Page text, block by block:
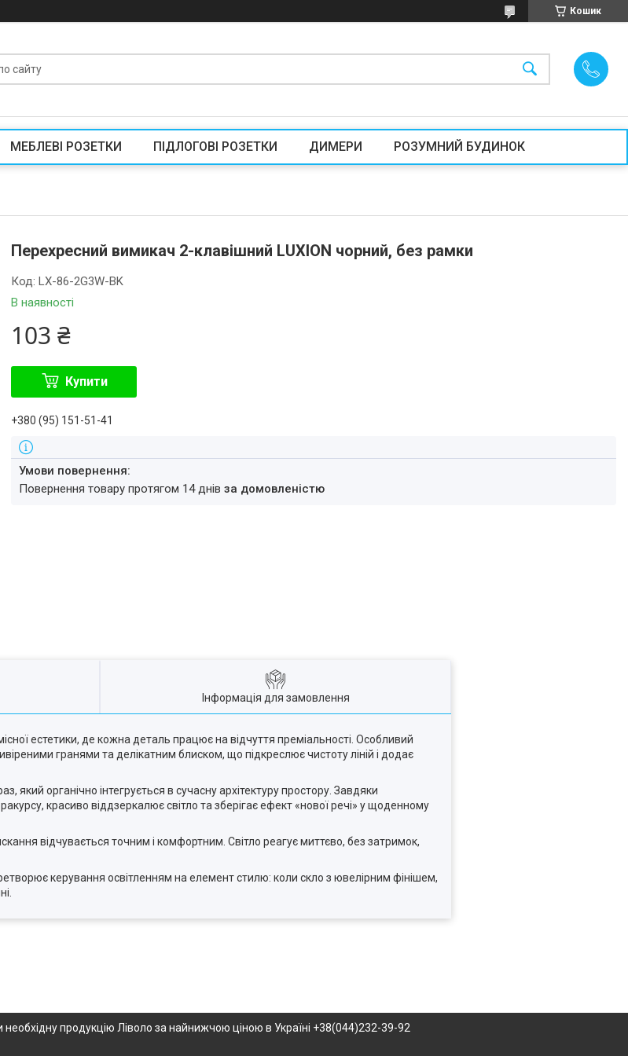
Кошик
МЕБЛЕВІ РОЗЕТКИ ПІДЛОГОВІ РОЗЕТКИ ДИМЕРИ РОЗУМНИЙ БУДИНОК
Перехресний вимикач 2-клавішний LUXION чорний, без рамки
В наявності
Код:LX-86-2G3W-BK
103 ₴
Купити
+380 (95) 151-51-41
повернення товару протягом 14 днівза домовленістю
Інформація для замовлення
естетики, де кожна деталь працює на відчуття преміальності. Особливий
гранями та делікатним блиском, що підкреслює чистоту ліній і додає
який органічно інтегрується в сучасну архітектуру простору. Завдяки
красиво віддзеркалює світло та зберігає ефект «нової речі» у щоденному
відчувається точним і комфортним. Світло реагує миттєво, без затримок,
керування освітленням на елемент стилю: коли скло з ювелірним фінішем,
продукцію Ліволо за найнижчою ціною в Україні +38(044)232-39-92